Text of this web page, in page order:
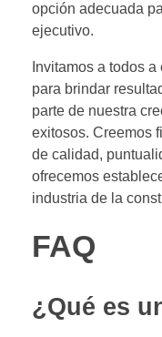
opción adecuada
ejecutivo.
Invitamos a todos
para brindar
parte de nuestra
exitosos. Creemos
de calidad,
ofrecemos
industria de la
FAQ
¿Qué es